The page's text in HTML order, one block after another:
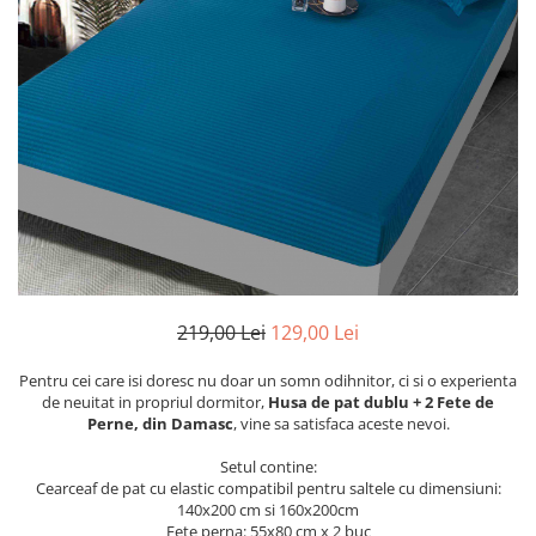
Cearceaf cu elastic
Cearceaf normal
Lenjerii De Pat Creponate
Lenjerii De Pat Bumbac Poplin 2
Persoane
Lenjerii De Pat Bumbac Poplin,
Matlasate, 2 Persoane
Lenjerii De Pat Bumbac Satinat 2
Persoane
Lenjerii De Pat Volanase
Lenjerii De Pat, Finet Premium 3D,
Lenjerii De Pat Jacquard
Lenjerii De Pat Catifea
Set Lenjerie De Pat Blana
Artificiala De Iepure, 6 Piese, 2
219,00 Lei 129,00 Lei
Pentru cei care isi doresc nu doar un somn odihnitor, ci si o experienta
de neuitat in propriul dormitor, Husa de pat dublu + 2 Fete de
Perne, din Damasc, vine sa satisfaca aceste nevoi.
Setul contine:
Cearceaf de pat cu elastic compatibil pentru saltele cu dimensiuni:
140x200 cm si 160x200cm
Fete perna: 55x80 cm x 2 buc